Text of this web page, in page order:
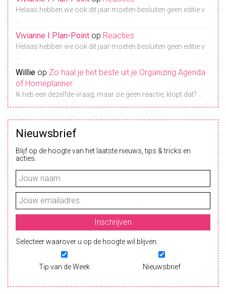
Helaas hebben we ook dit jaar moeten besluiten geen editie v
Vivianne I Plan-Point op Reacties
Helaas hebben we ook dit jaar moeten besluiten geen editie v
Willie op Zo haal je het beste uit je Organizing Agenda
of Homeplanner
Ik heb een dezelfde vraag, maar zie geen reactie, klopt dat? ...
Nieuwsbrief
Blijf op de hoogte van het laatste nieuws, tips & tricks en
acties.
Selecteer waarover u op de hoogte wil blijven:
Tip van de Week Nieuwsbrief